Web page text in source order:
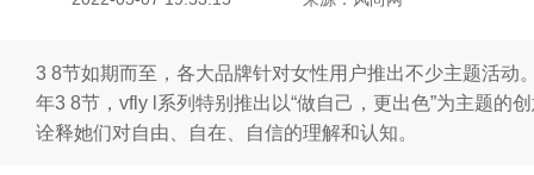
3 8节如期而至，各大品牌针对女性用户推出不少主题活动
年3 8节，vfly l系列特别推出以“做自己，更出色”为主题的
诠释她们对自由、自在、自信的理解和认知。